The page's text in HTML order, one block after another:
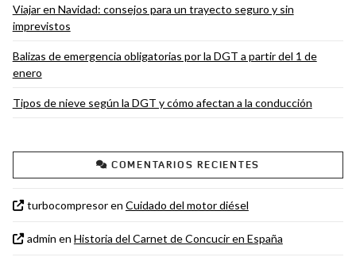
Viajar en Navidad: consejos para un trayecto seguro y sin
imprevistos
Balizas de emergencia obligatorias por la DGT a partir del 1 de
enero
Tipos de nieve según la DGT y cómo afectan a la conducción
COMENTARIOS RECIENTES
turbocompresoren Cuidado del motor diésel
admin en Historia del Carnet de Concucir en España